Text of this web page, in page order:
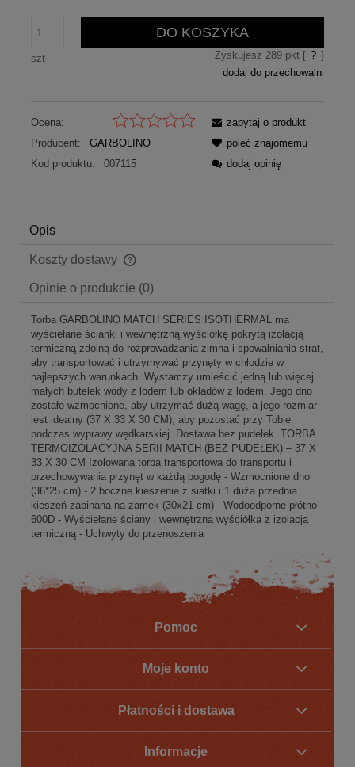
szt
DO KOSZYKA
Zyskujesz 289pkt [ ? ]
dodaj do przechowalni
Ocena:
Producent:
GARBOLINO
Kod produktu:
007115
zapytaj o produkt
poleć znajomemu
dodaj opinię
Opis
Koszty dostawy
Cena nie zawiera ewentualnych kosztów płatności
Opinie o produkcie (0)
Torba GARBOLINO MATCH SERIES ISOTHERMAL ma
wyściełane ścianki i wewnętrzną wyściółkę pokrytą izolacją
termiczną zdolną do rozprowadzania zimna i spowalniania strat,
aby transportować i utrzymywać przynęty w chłodzie w
najlepszych warunkach. Wystarczy umieścić jedną lub więcej
małych butelek wody z lodem lub okładów z lodem. Jego dno
zostało wzmocnione, aby utrzymać dużą wagę, a jego rozmiar
jest idealny (37 X 33 X 30 CM), aby pozostać przy Tobie
podczas wyprawy wędkarskiej. Dostawa bez pudełek. TORBA
TERMOIZOLACYJNA SERII MATCH (BEZ PUDEŁEK) – 37 X
33 X 30 CM Izolowana torba transportowa do transportu i
przechowywania przynęt w każdą pogodę - Wzmocnione dno
(36*25 cm) - 2 boczne kieszenie z siatki i 1 duża przednia
kieszeń zapinana na zamek (30x21 cm) - Wodoodporne płótno
600D - Wyściełane ściany i wewnętrzna wyściółka z izolacją
termiczną - Uchwyty do przenoszenia
Pomoc
Moje konto
Płatności i dostawa
Informacje